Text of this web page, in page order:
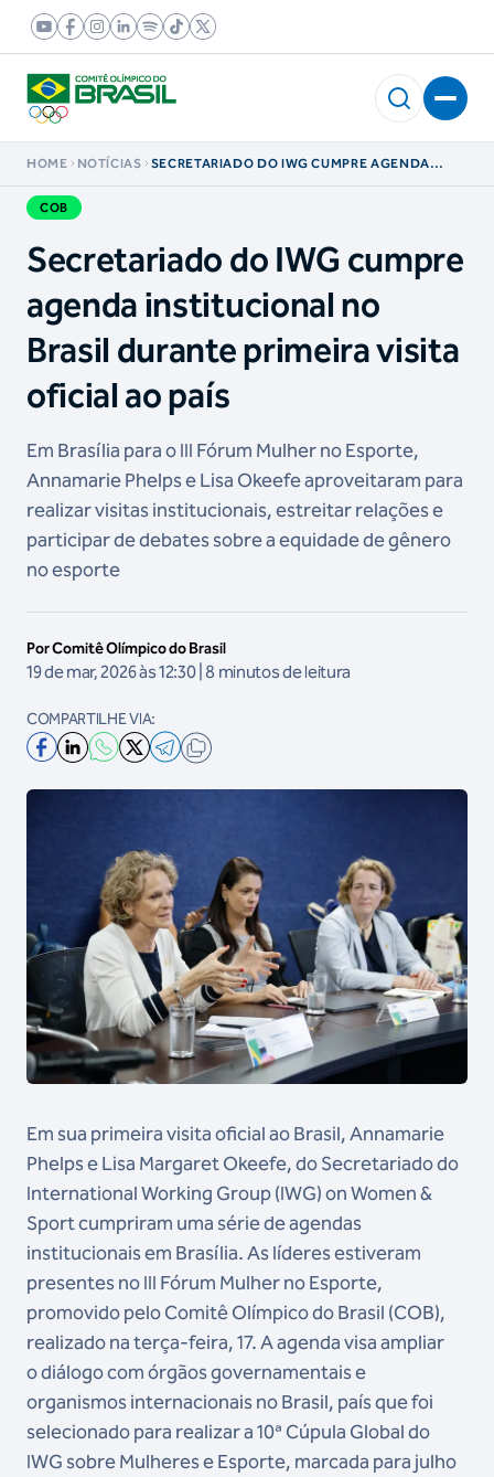
HOME NOTÍCIAS
SECRETARIADO DO IWG CUMPRE AGENDA
COB
Secretariado do IWG cumpre
agenda institucional no
Brasil durante primeira visita
oficial ao país
Em Brasília para o III Fórum Mulher no Esporte,
Annamarie Phelps e Lisa Okeefe aproveitaram para
realizar visitas institucionais, estreitar relações e
participar de debates sobre a equidade de gênero
no esporte
Por Comitê Olímpico do Brasil
19 de mar, 2026 às 12:30 | 8 minutos de leitura
COMPARTILHE VIA:
Em sua primeira visita oficial ao Brasil, Annamarie
Phelps e Lisa Margaret Okeefe, do Secretariado do
International Working Group (IWG) on Women &
Sport cumpriram uma série de agendas
institucionais em Brasília. As líderes estiveram
presentes no III Fórum Mulher no Esporte,
promovido pelo Comitê Olímpico do Brasil (COB),
realizado na terça-feira, 17. A agenda visa ampliar
o diálogo com órgãos governamentais e
organismos internacionais no Brasil, país que foi
selecionado para realizar a 10ª Cúpula Global do
IWG sobre Mulheres e Esporte, marcada para julho